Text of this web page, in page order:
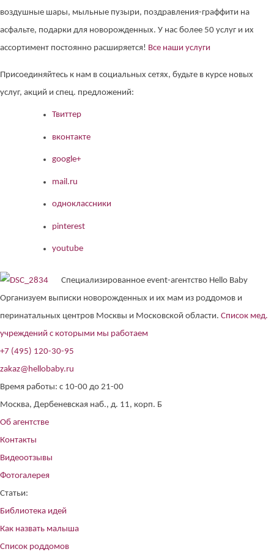
воздушные шары, мыльные пузыри, поздравления-граффити на
асфальте, подарки для новорожденных. У нас более 50 услуг и их
ассортимент постоянно расширяется! Все наши услуги
Присоединяйтесь к нам в социальных сетях, будьте в курсе новых
услуг, акций и спец. предложений:
Твиттер
вконтакте
google+
mail.ru
одноклассники
pinterest
youtube
Специализированное event-агентство Hello Baby
Организуем выписки новорожденных и их мам из роддомов и
перинатальных центров Москвы и Московской области. Список мед.
учреждений с которыми мы работаем
+7 (495) 120-30-95
zakaz@hellobaby.ru
Время работы: с 10-00 до 21-00
Москва, Дербеневская наб., д. 11, корп. Б
Об агентстве
Контакты
Видеоотзывы
Фотогалерея
Статьи:
Библиотека идей
Как назвать малыша
Список роддомов